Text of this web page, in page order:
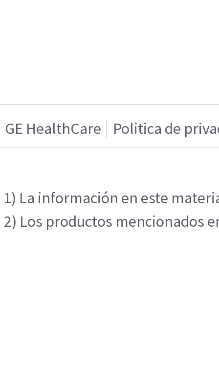
GE HealthCare Politica de
1) La información en este
2) Los productos mencionados